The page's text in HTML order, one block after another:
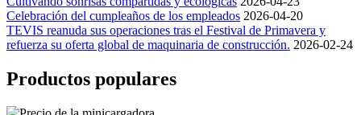
Celebración del cumpleaños de los empleados 2026-04-20
TEVIS reanuda sus operaciones tras el Festival de Primavera y
refuerza su oferta global de maquinaria de construcción. 2026-02-24
Productos populares